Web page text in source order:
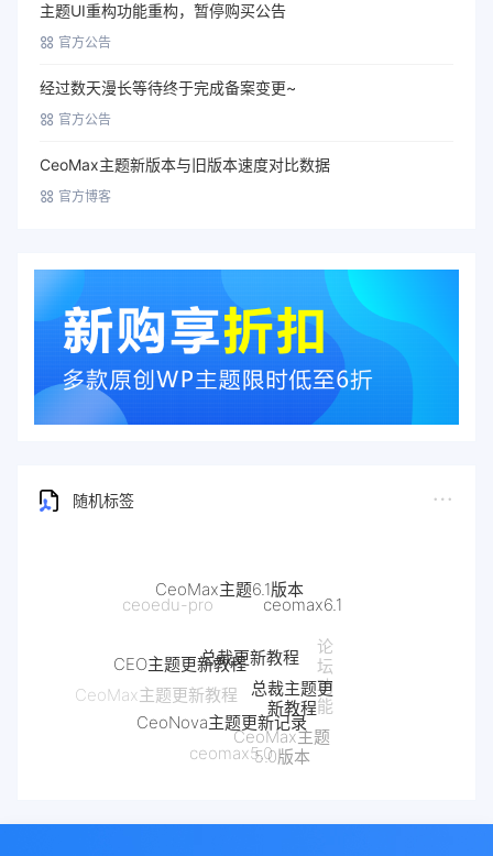
主题UI重构功能重构，暂停购买公告
官方公告
经过数天漫长等待终于完成备案变更~
官方公告
CeoMax主题新版本与旧版本速度对比数据
官方博客
随机标签
ceoedu-pro
CeoMax主题6.1版本
ceomax6.1
论
坛
功
能
CeoMax主题更新教程
CEO主题更新教程
总裁主题更
新教程
CeoMax主题
5.0版本
ceomax5.0
CeoNova主题更新记录